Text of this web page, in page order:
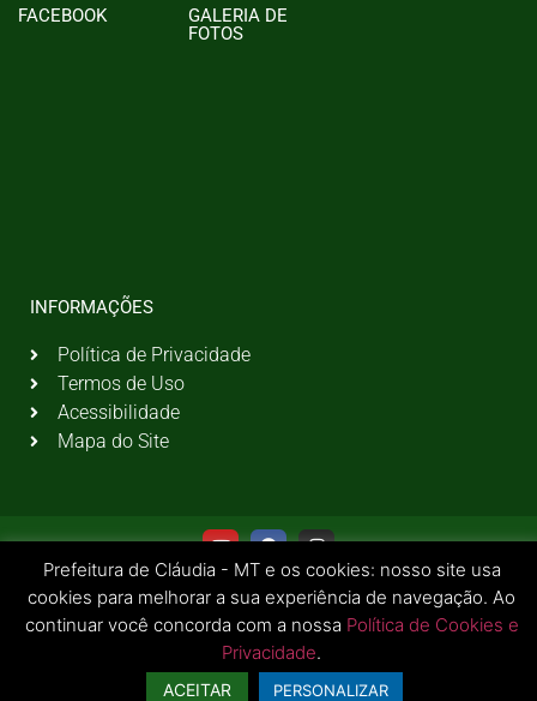
FACEBOOK
GALERIA DE
FOTOS
INFORMAÇÕES
Política de Privacidade
Termos de Uso
Acessibilidade
Mapa do Site
© 2026 Todos os Direitos Reservados | Prefeitura Municipal de Cláudia - MT
Prefeitura de Cláudia - MT e os cookies: nosso site usa
cookies para melhorar a sua experiência de navegação. Ao
continuar você concorda com a nossa Política de Cookies e
Privacidade.
ACEITAR PERSONALIZAR